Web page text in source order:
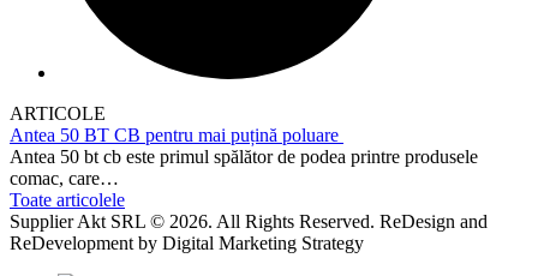
ARTICOLE
Antea 50 BT CB pentru mai puțină poluare
Antea 50 bt cb este primul spălător de podea printre produsele
comac, care…
Toate articolele
Supplier Akt SRL © 2026. All Rights Reserved. ReDesign and
ReDevelopment by Digital Marketing Strategy